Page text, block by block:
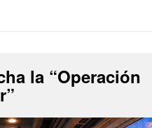
la “Operación